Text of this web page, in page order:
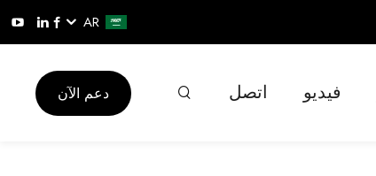
AR
فيديو اتصل دعم الآن